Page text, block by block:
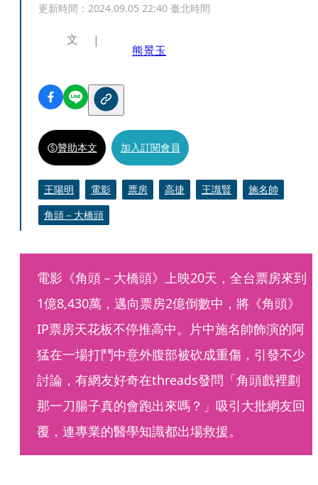
更新時間： 2024.09.05 22:40 臺北時間
文
熊景玉
贊助本文 加入訂閱會員
王陽明 電影 票房 高捷 王識賢
施名帥
角頭－大橋頭
電影《角頭－大橋頭》上映20天，全台票房來到
1億8,430萬，邁向票房2億倒數中，將《角頭》
IP票房天花板不停推高中。片中施名帥飾演的阿
猛在一場打鬥中意外腹部被砍成重傷，引發不少
討論，有網友好奇在threads發問「角頭戲裡劃
那一刀腸子真的會跑出來嗎？」吸引大批網友回
覆，連專業的醫學知識都出場救援。